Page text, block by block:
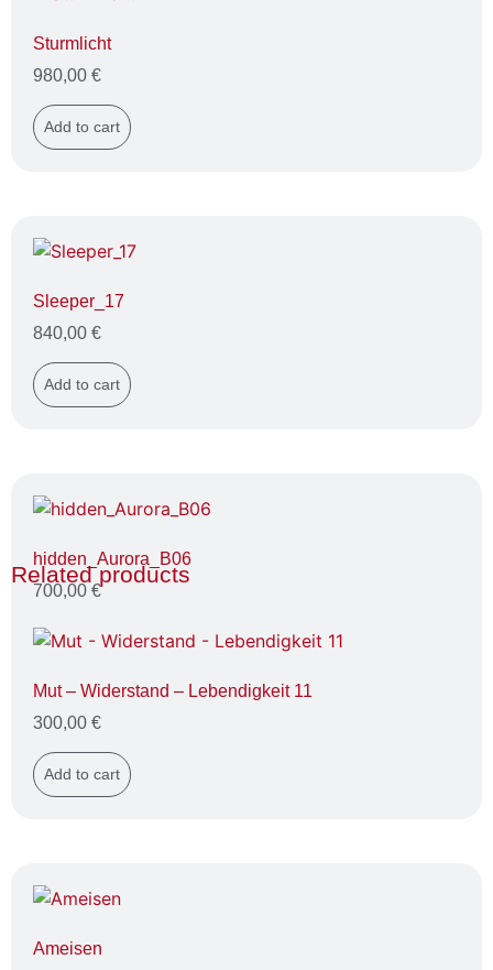
Sturmlicht
980,00 €
Add to cart
Sleeper_17
840,00 €
Add to cart
hidden_Aurora_B06
700,00 €
Add to cart
Related products
Mut – Widerstand – Lebendigkeit 11
300,00 €
Add to cart
Ameisen